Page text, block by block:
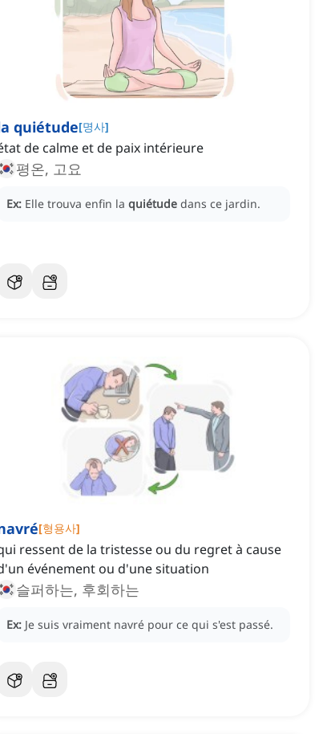
quiétude[명사]
de calme et de paix intérieure
평온, 고요
Ex: Elle trouva enfin la quiétude dans ce jardin.
[형용사]
ressent de la tristesse ou du regret à cause
événement ou d'une situation
슬퍼하는, 후회하는
Ex: Je suis vraiment navré pour ce qui s'est passé.